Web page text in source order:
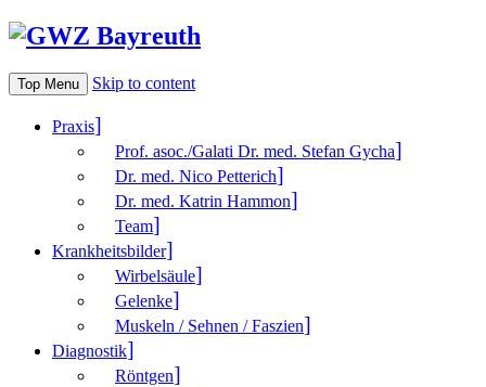
Top Menu Skip to content
Praxis
Prof. asoc./Galati Dr. med. Stefan Gycha
Dr. med. Nico Petterich
Dr. med. Katrin Hammon
Team
Krank­heitsbilder
Wirbelsäule
Gelenke
Muskeln / Sehnen / Faszien
Diagnostik
Röntgen